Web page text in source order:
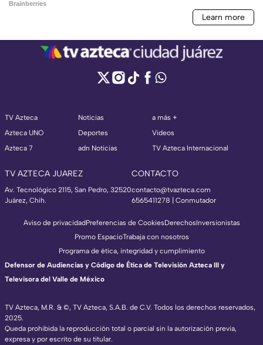
TV Azteca
Azteca UNO
Azteca 7
Noticias
Deportes
adn Noticias
a más +
Videos
TV Azteca Internacional
TV AZTECA JUAREZ
Av. Tecnológico 2115, San Pedro, 32520
Juárez, Chih.
CONTACTO
contacto@tvazteca.com
6565411278 | Conmutador
TV Azteca, M.R. & ©, TV Azteca, S.A.B. de C.V. Todos los derechos reservados,
2025.
Queda prohibida la reproducción total o parcial sin la autorización previa,
expresa y por escrito de su titular.
Aviso de privacidadPreferencias de CookiesDerechosInversionistas
Promo EspacioTrabaja con nosotros
Programa de ética, integridad y cumplimiento
Defensor de Audiencias y Código de Ética de Televisión Azteca III y
Televisora del Valle de México